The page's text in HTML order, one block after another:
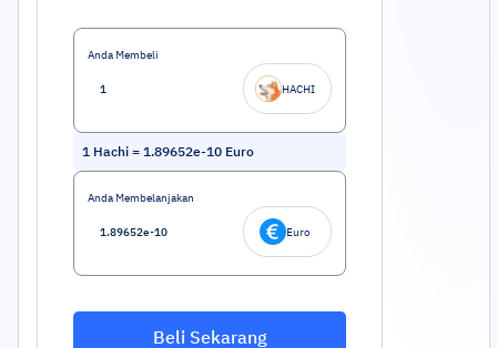
Anda Membeli
HACHI
1 Hachi = 1.89652e-10 Euro
Anda Membelanjakan
Euro
Beli Sekarang